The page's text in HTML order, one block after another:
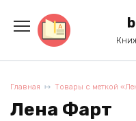
содержанию
Главная Товары с меткой
Лена Фарт